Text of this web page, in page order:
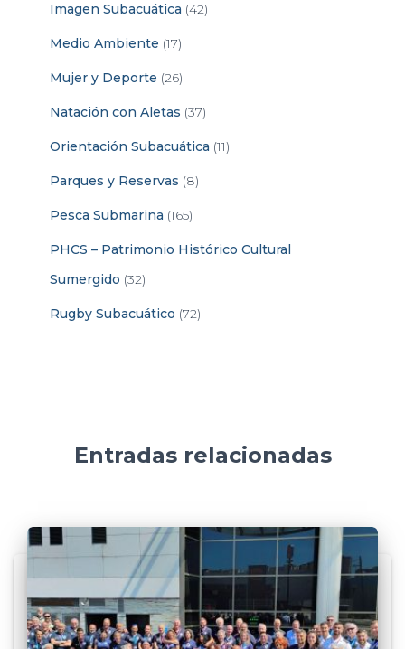
Imagen Subacuática (42)
Medio Ambiente (17)
Mujer y Deporte (26)
Natación con Aletas (37)
Orientación Subacuática (11)
Parques y Reservas (8)
Pesca Submarina (165)
PHCS – Patrimonio Histórico Cultural
Sumergido (32)
Rugby Subacuático (72)
Entradas relacionadas